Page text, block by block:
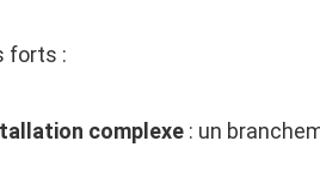
forts :
complexe : un